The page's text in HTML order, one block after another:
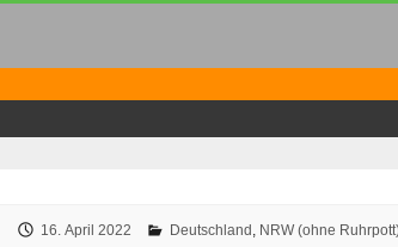
16. April 2022 Deutschland , NRW (ohne